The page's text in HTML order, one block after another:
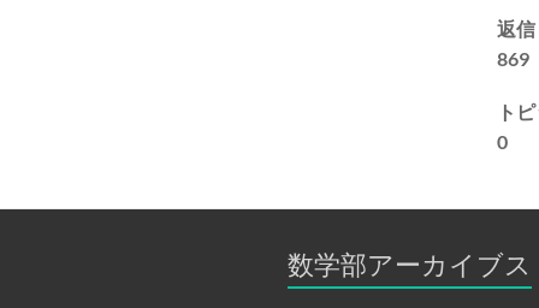
返信
869
ト
0
数学部アーカイブス